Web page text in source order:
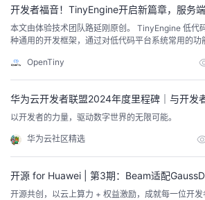
我
的
我
证
实
验
的
收
的
技
支
持
我
的
声
建
议
开发者福音！TinyEngine开启新篇章，服务
本文由体验技术团队路延刚原创。 TinyEngine 低代
种通用的开发框架，通过对低代码平台系统常用的功
根据自身的业务需求，轻松定制开发出自己的低代
代码引擎作为低代码平台的底座，提供可视化搭建
OpenTiny
华为云开发者联盟2024年度里程碑｜与开发
以开发者的力量，驱动数字世界的无限可能。
华为云社区精选
开源 for Huawei | 第3期：Beam适配
开源共创，以云上算力 + 权益激励，成就每一位开发